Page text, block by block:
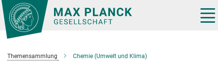
Hauptinhalt
Themensammlung Chemie (Umwelt und Klima)